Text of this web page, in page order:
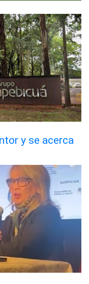
y se acerca